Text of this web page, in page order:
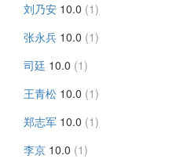
刘乃安 10.0 (1)
张永兵 10.0 (1)
司廷 10.0 (1)
王青松 10.0 (1)
郑志军 10.0 (1)
李京 10.0 (1)